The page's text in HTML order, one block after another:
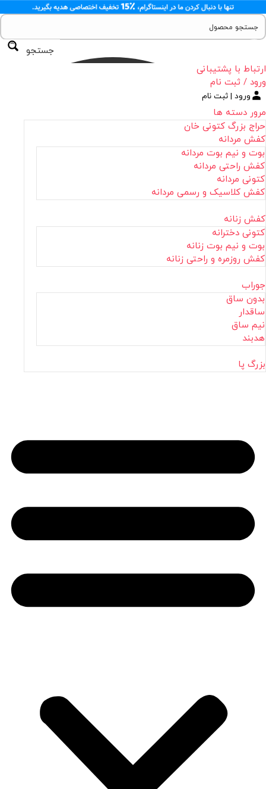
جستجو
ارتباط با پشتیبانی
ورود / ثبت نام
ورود | ثبت نام
مرور دسته ها
حراج بزرگ کتونی خان
کفش مردانه
بوت و نیم بوت مردانه
کفش راحتی مردانه
کتونی مردانه
کفش کلاسیک و رسمی مردانه
کفش زنانه
کتونی دخترانه
بوت و نیم بوت زنانه
کفش روزمره و راحتی زنانه
جوراب
بدون ساق
ساقدار
نیم ساق
هدبند
بزرگ پا